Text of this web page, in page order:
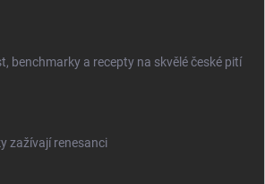
benchmarky a recepty na skvělé české pití
zažívají renesanci